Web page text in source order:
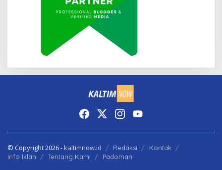
© Copyright 2026 -kaltimnow.id Redaksi
Kontak
Info Iklan
Tentang Kami Padoman